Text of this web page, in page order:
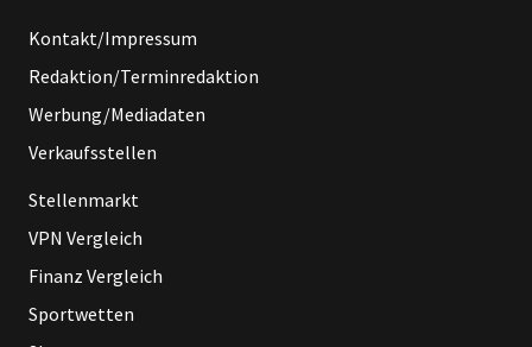
Kontakt/Impressum
Redaktion/Terminredaktion
Werbung/Mediadaten
Verkaufsstellen
Stellenmarkt
VPN Vergleich
Finanz Vergleich
Sportwetten